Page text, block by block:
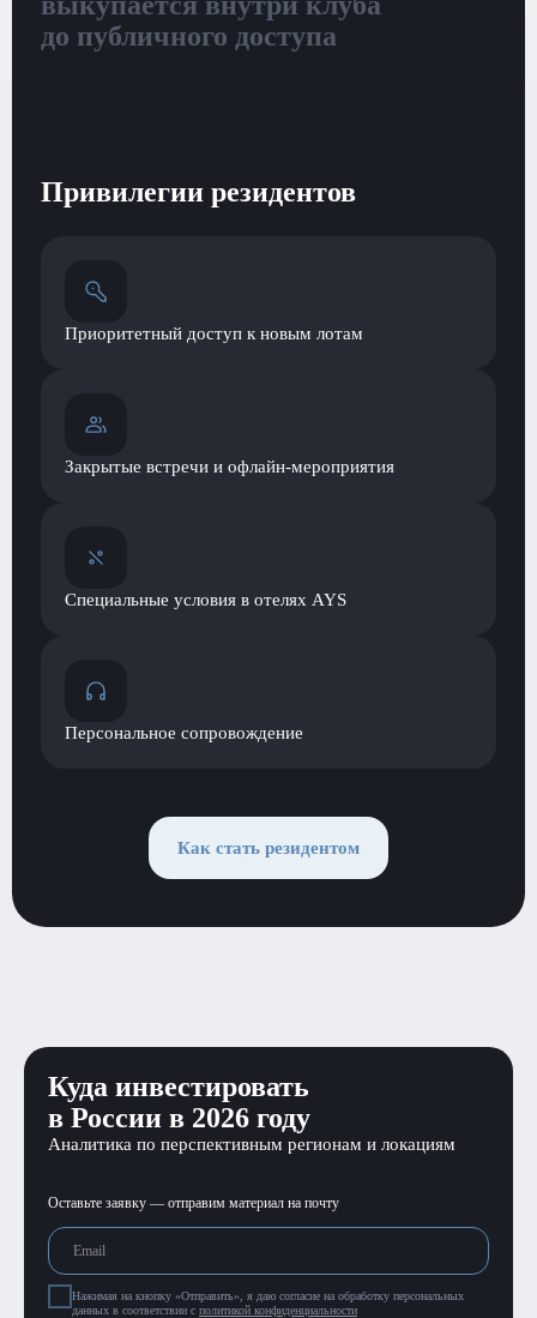
до публичного доступа
Привилегии резидентов
Приоритетный доступ к новым лотам
Закрытые встречи и офлайн-мероприятия
Специальные условия в отелях AYS
Персональное сопровождение
Как стать резидентом
Куда инвестировать
в России в 2026 году
Аналитика по перспективным регионам и локациям
Оставьте заявку — отправим материал на почту
Нажимая на кнопку «Отправить», я даю согласие на обработку персональных
данных в соответствии с политикой конфиденциальности